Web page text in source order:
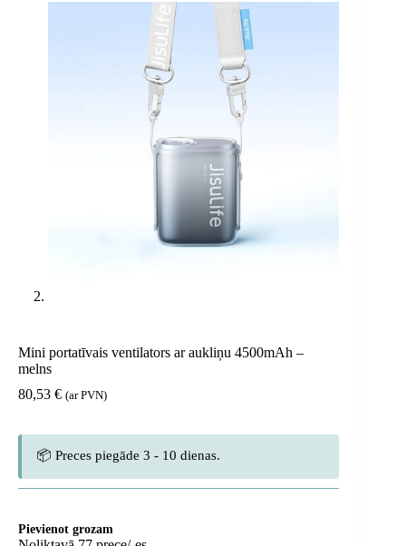
Mini portatīvais ventilators ar aukliņu 4500mAh –
melns
80,53 € (ar PVN)
📦 Preces piegāde 3 - 10 dienas.
Pievienot grozam